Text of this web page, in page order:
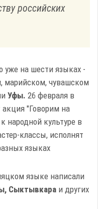
российских
уже на шести языках -
марийском, чувашском
Уфы. 26 февраля в
"Говорим на
народной культуре в
классы, исполнят
языках
языке написали
Сыктывкара и других